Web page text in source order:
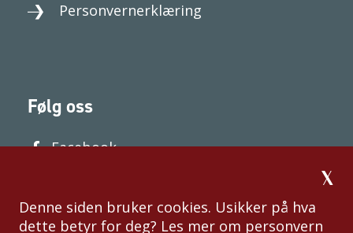
Denne siden bruker cookies. Usikker på hva
dette betyr for deg? Les mer om personvern
Personvernerklæring
Følg oss
Facebook